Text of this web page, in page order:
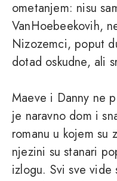
ometanjem: nisu
VanHoebeekovih,
Nizozemci, poput
dotad oskudne, ali
Maeve i Danny ne
je naravno dom i
romanu u kojem su
njezini su stanari
izlogu. Svi sve vide